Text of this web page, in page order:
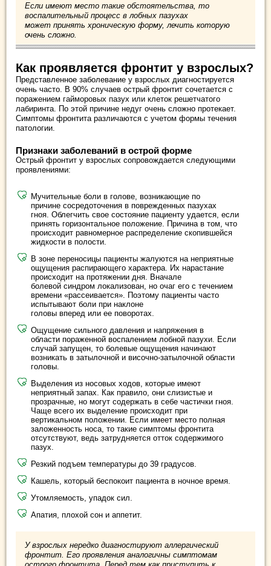
Если имеют место такие обстоятельства, то
воспалительный процесс в лобных пазухах
может принять хроническую форму, лечить которую
очень сложно.
Как проявляется фронтит у взрослых?
Представленное заболевание у взрослых диагностируется
очень часто. В 90% случаев острый фронтит сочетается с
поражением гайморовых пазух или клеток решетчатого
лабиринта. По этой причине недуг очень сложно протекает.
Симптомы фронтита различаются с учетом формы течения
патологии.
Признаки заболеваний в острой форме
Острый фронтит у взрослых сопровождается следующими
проявлениями:
Мучительные боли в голове, возникающие по
причине сосредоточения в поврежденных пазухах
гноя. Облегчить свое состояние пациенту удается, если
принять горизонтальное положение. Причина в том, что
происходит равномерное распределение скопившейся
жидкости в полости.
В зоне переносицы пациенты жалуются на неприятные
ощущения распирающего характера. Их нарастание
происходит на протяжении дня. Вначале
болевой синдром локализован, но очаг его с течением
времени «рассеивается». Поэтому пациенты часто
испытывают боли при наклоне
головы вперед или ее поворотах.
Ощущение сильного давления и напряжения в
области пораженной воспалением лобной пазухи. Если
случай запущен, то болевые ощущения начинают
возникать в затылочной и височно-затылочной области
головы.
Выделения из носовых ходов, которые имеют
неприятный запах. Как правило, они слизистые и
прозрачные, но могут содержать в себе частички гноя.
Чаще всего их выделение происходит при
вертикальном положении. Если имеет место полная
заложенность носа, то такие симптомы фронтита
отсутствуют, ведь затрудняется отток содержимого
пазух.
Резкий подъем температуры до 39 градусов.
Кашель, который беспокоит пациента в ночное время.
Утомляемость, упадок сил.
Апатия, плохой сон и аппетит.
У взрослых нередко диагностируют аллергический
фронтит. Его проявления аналогичны симптомам